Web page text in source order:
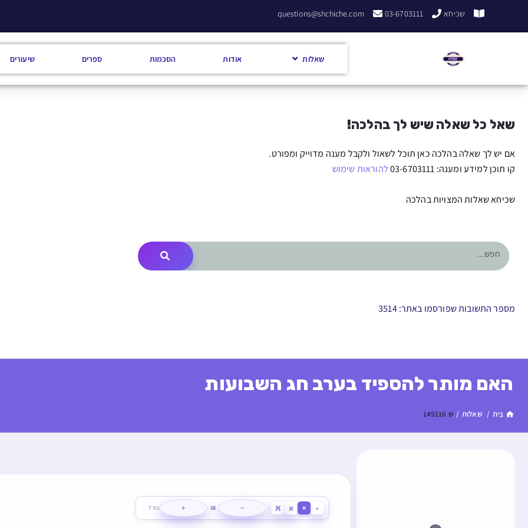
שכיחא 03-6703111
questions@shchiche.com
שאלות אודות הסכמות ספרים שיעורים
שאל כל שאלה שיש לך בהלכה!
אם יש לך שאלה בהלכה כאן תוכל לשאול ולקבל מענה מדוייק ומפורט.
קו תוכן למידע ומענה: 03-6703111
להוראות שימוש
שכיחא שאלות המצויות בהלכה
מספר התשובות שפורסמו באתר: 3514
האם מותר להספיד בערב חג השבועות
בַּיִת / שאלות / ש 149116
א א א א −
18
+ גודל